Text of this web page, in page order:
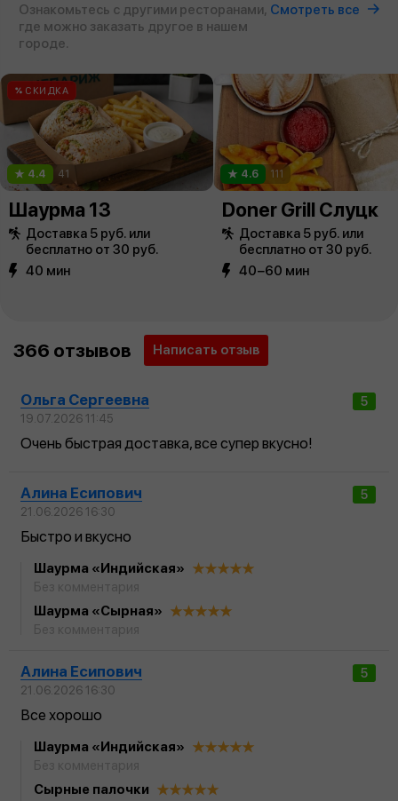
Ознакомьтесь с другими ресторанами,
где можно заказать другое в нашем
городе.
Смотреть все
СКИДКА
4.4 41
Шаурма 13
Доставка 5 руб. или
бесплатно от 30 руб.
40 мин
4.6 111
Doner Grill Слуцк
Доставка 5 руб. или
бесплатно от 30 руб.
40−60 мин
366 отзывов Написать отзыв
5
Ольга Сергеевна
19.07.2026 11:45
Очень быстрая доставка, все супер вкусно!
5
Алина Есипович
21.06.2026 16:30
Быстро и вкусно
Шаурма «Индийская»
Шаурма «Сырная»
5
Алина Есипович
21.06.2026 16:30
Все хорошо
Шаурма «Индийская»
Сырные палочки